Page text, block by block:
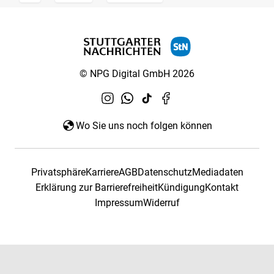
© NPG Digital GmbH 2026
Wo Sie uns noch folgen können
PrivatsphäreKarriereAGBDatenschutzMediadaten
Erklärung zur BarrierefreiheitKündigungKontakt
ImpressumWiderruf